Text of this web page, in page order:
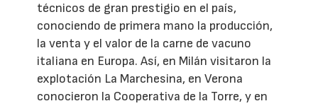
técnicos de gran prestigio en el país,
conociendo de primera mano la producción,
la venta y el valor de la carne de vacuno
italiana en Europa. Así, en Milán visitaron la
explotación La Marchesina, en Verona
conocieron la Cooperativa de la Torre, y en